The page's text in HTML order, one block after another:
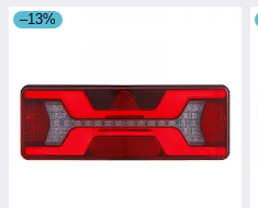
–13%